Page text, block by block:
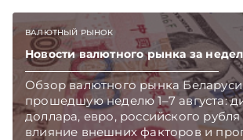
занятости и социальной защите
Мингорисполкома.
Telegram‑канал и Viber. Главное
Беларуси — раньше, чем в
TelegramViber
ВАЛЮТНЫЙ РЫНОК
Новости валютного рынка за
Обзор валютного рынка Беларуси
прошедшую неделю 1–7 августа:
доллара, евро, российского
влияние внешних факторов и